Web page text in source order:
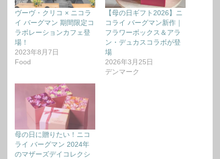
ヴーヴ・クリコ × ニコラ
イ バーグマン 期間限定コ
ラボレーションカフェ登
場！
2023年8月7日
Food
【母の日ギフト2026】ニ
コライ バーグマン新作｜
フラワーボックス＆アラ
ン・デュカスコラボが登
場
2026年3月25日
デンマーク
母の日に贈りたい！ニコ
ライ バーグマン 2024年
のマザーズデイコレクシ